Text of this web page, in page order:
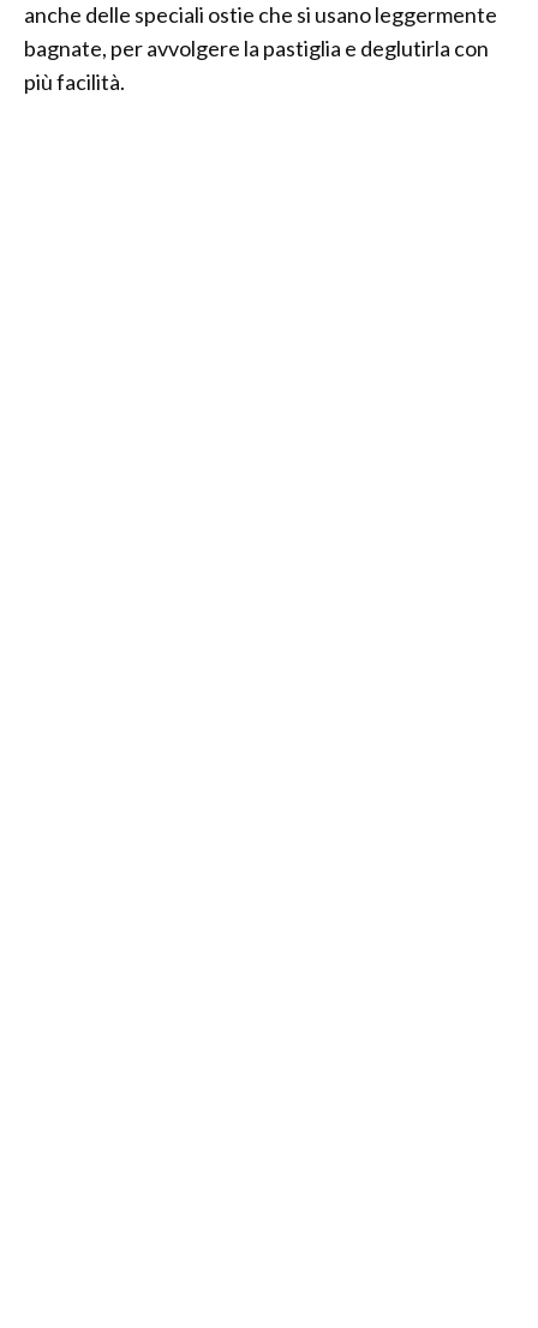
anche delle speciali ostie che si usano leggermente
bagnate, per avvolgere la pastiglia e deglutirla con
più facilità.